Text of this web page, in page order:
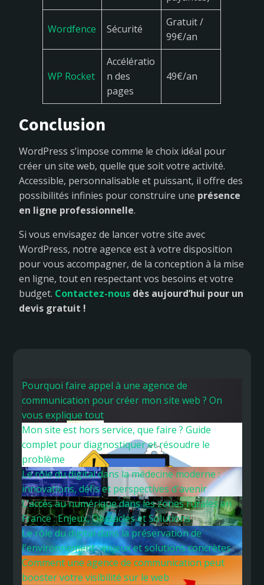
Wordfence Sécurité
Gratuit /
99€/an
WP Rocket
Accélératio
n des
pages
49€/an
Conclusion
WordPress s’impose comme le choix idéal pour
créer un site web, quelle que soit votre activité.
Accessible, personnalisable et puissant, il offre des
possibilités infinies pour construire une présence
en ligne professionnelle.
Si vous envisagez de lancer votre site avec
WordPress, notre agence est à votre disposition
pour vous accompagner, de la conception à la mise
en ligne, tout en respectant vos besoins et votre
budget. Contactez-nous dès aujourd’hui pour un
devis gratuit !
Pourquoi faire appel à une agence de
communication pour créer mon site web ? On
vous explique tout
Mon site est hors service, que faire ? Guide
complet pour diagnostiquer et résoudre le
problème
Le rôle du digital dans la médecine moderne :
innovations, défis et perspectives d'avenir
L’accès au numérique dans les zones rurales en
France : Enjeux, Obstacles et Solutions
Le rôle du digital dans la préservation de
l'environnement : enjeux et solutions concrètes
Comment une agence de communication peut
booster votre visibilité sur le web